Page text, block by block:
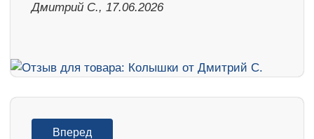
Дмитрий С., 17.06.2026
Вперед